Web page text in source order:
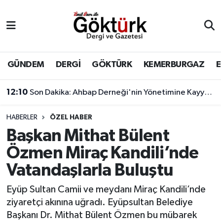
GÜNDEM DERGİ GÖKTÜRK KEMERBURGAZ
12:10 Son Dakika: Ahbap Derneği'nin Yönetimine Kayyum Atandı
HABERLER ÖZEL HABER
Başkan Mithat Bülent
Özmen Miraç Kandili’nde
Vatandaşlarla Buluştu
Eyüp Sultan Camii ve meydanı Miraç Kandili’nde
ziyaretçi akınına uğradı. Eyüpsultan Belediye
Başkanı Dr. Mithat Bülent Özmen bu mübarek
BİLİM
DERGİ
DÜNYA
EĞİTİM
EKONOMİ
GÖKTÜRK
GÜNDEM
Eyüpsultan Hava Durumu
Eyüpsultan Trafik Yoğunluk Haritası
Süper Lig Puan Durumu ve Fikstür
Tüm Manşetler
Son Dakika Haberleri
Haber Arşivi